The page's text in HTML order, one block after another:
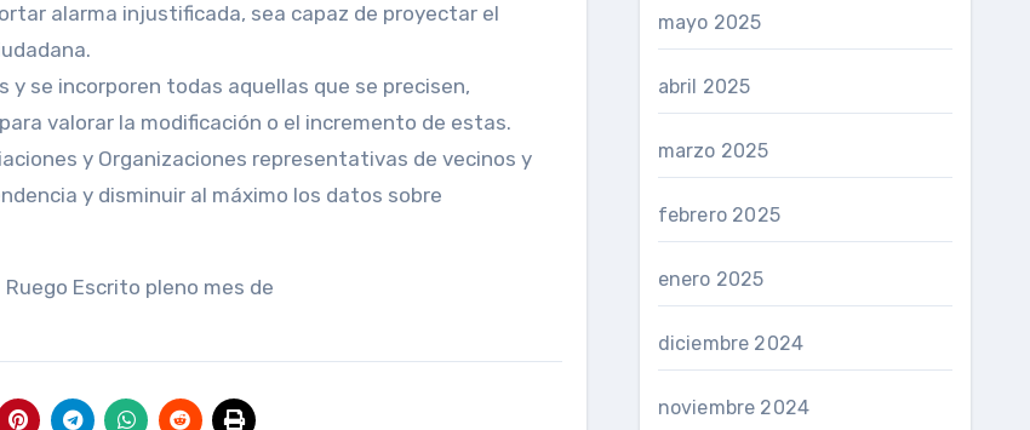
alarma injustificada, sea capaz de proyectar el
se incorporen todas aquellas que se precisen,
valorar la modificación o el incremento de estas.
y Organizaciones representativas de vecinos y
y disminuir al máximo los datos sobre
pleno mes de
mayo 2025
abril 2025
marzo 2025
febrero 2025
enero 2025
diciembre 2024
noviembre 2024